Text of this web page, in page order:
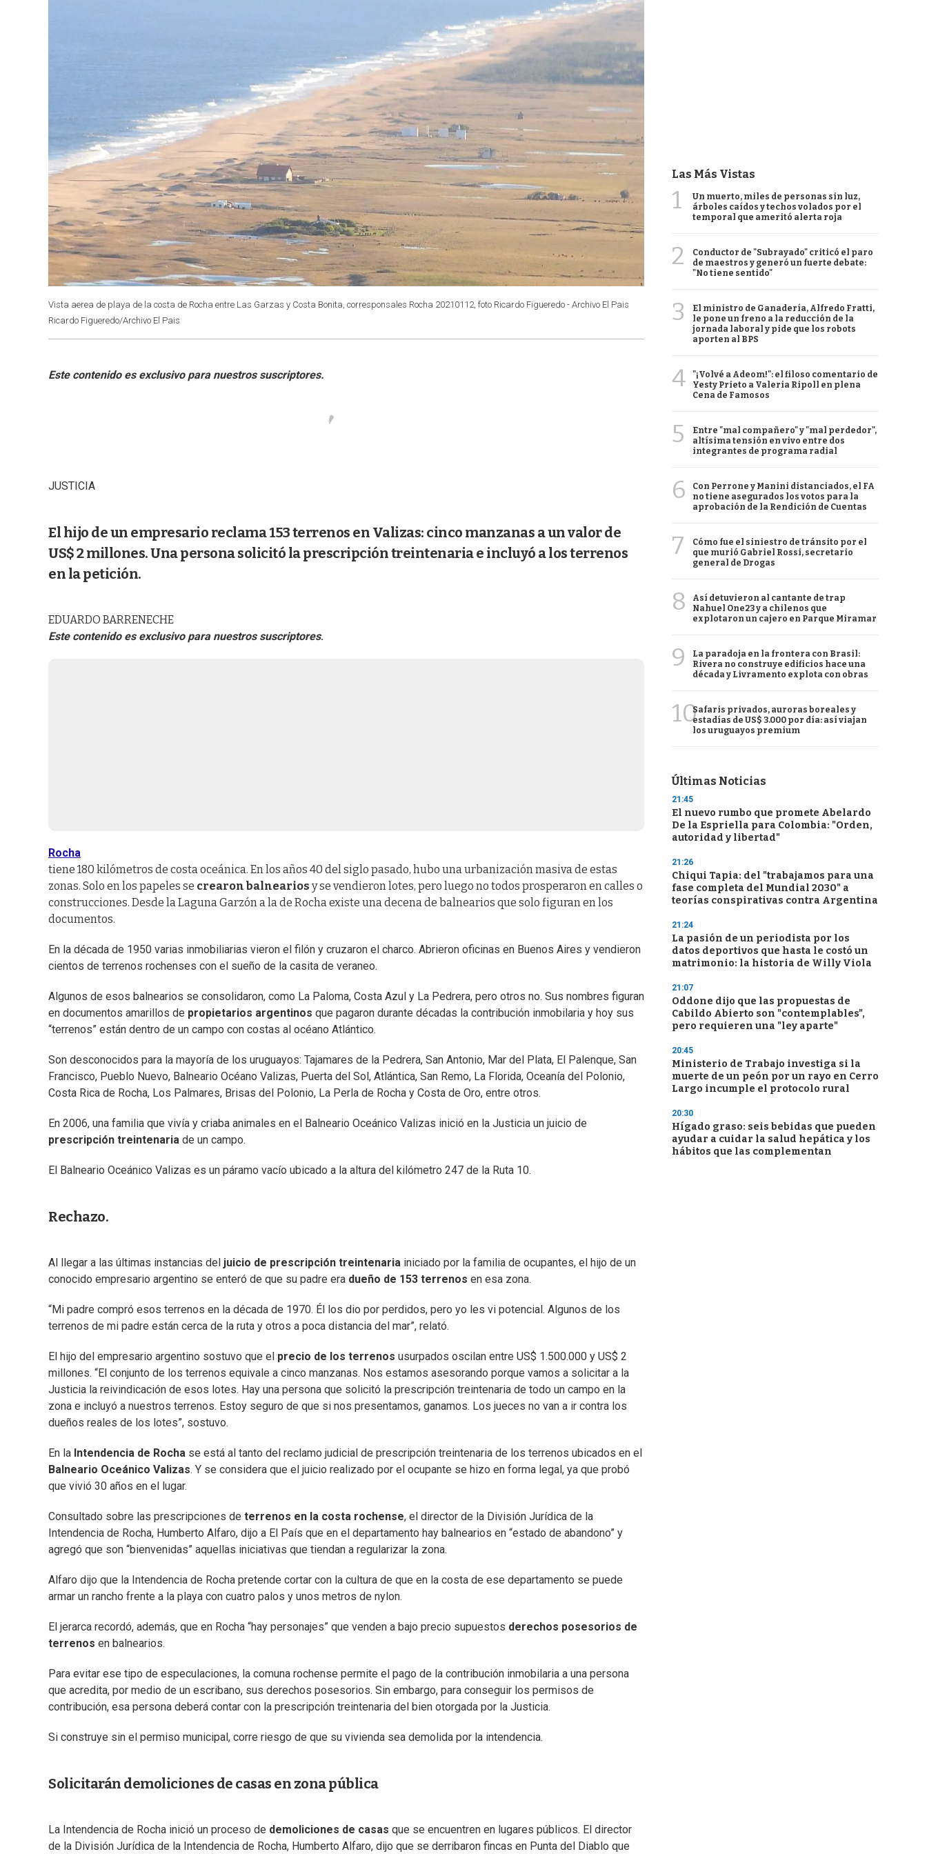
Vista aerea de playa de la costa de Rocha entre Las Garzas y Costa Bonita, corresponsales Rocha 20210112, foto Ricardo Figueredo - Archivo El Pais
Ricardo Figueredo/Archivo El Pais
JUSTICIA
El hijo de un empresario reclama 153 terrenos en Valizas: cinco manzanas a un valor de
US$ 2 millones. Una persona solicitó la prescripción treintenaria e incluyó a los terrenos
en la petición.
EDUARDO BARRENECHE
Este contenido es exclusivo para nuestros suscriptores.
Rocha
tiene 180 kilómetros de costa oceánica. En los años 40 del siglo pasado, hubo una urbanización masiva de estas
zonas. Solo en los papeles se crearon balnearios y se vendieron lotes, pero luego no todos prosperaron en calles o
construcciones. Desde la Laguna Garzón a la de Rocha existe una decena de balnearios que solo figuran en los
documentos.
En la década de 1950 varias inmobiliarias vieron el filón y cruzaron el charco. Abrieron oficinas en Buenos Aires y vendieron
cientos de terrenos rochenses con el sueño de la casita de veraneo.
Algunos de esos balnearios se consolidaron, como La Paloma, Costa Azul y La Pedrera, pero otros no. Sus nombres figuran
en documentos amarillos de propietarios argentinos que pagaron durante décadas la contribución inmobilaria y hoy sus
“terrenos” están dentro de un campo con costas al océano Atlántico.
Son desconocidos para la mayoría de los uruguayos: Tajamares de la Pedrera, San Antonio, Mar del Plata, El Palenque, San
Francisco, Pueblo Nuevo, Balneario Océano Valizas, Puerta del Sol, Atlántica, San Remo, La Florida, Oceanía del Polonio,
Costa Rica de Rocha, Los Palmares, Brisas del Polonio, La Perla de Rocha y Costa de Oro, entre otros.
En 2006, una familia que vivía y criaba animales en el Balneario Oceánico Valizas inició en la Justicia un juicio de
prescripción treintenaria de un campo.
El Balneario Oceánico Valizas es un páramo vacío ubicado a la altura del kilómetro 247 de la Ruta 10.
Rechazo.
Al llegar a las últimas instancias del juicio de prescripción treintenaria iniciado por la familia de ocupantes, el hijo de un
conocido empresario argentino se enteró de que su padre era dueño de 153 terrenos en esa zona.
“Mi padre compró esos terrenos en la década de 1970. Él los dio por perdidos, pero yo les vi potencial. Algunos de los
terrenos de mi padre están cerca de la ruta y otros a poca distancia del mar”, relató.
El hijo del empresario argentino sostuvo que el precio de los terrenos usurpados oscilan entre US$ 1.500.000 y US$ 2
millones. “El conjunto de los terrenos equivale a cinco manzanas. Nos estamos asesorando porque vamos a solicitar a la
Justicia la reivindicación de esos lotes. Hay una persona que solicitó la prescripción treintenaria de todo un campo en la
zona e incluyó a nuestros terrenos. Estoy seguro de que si nos presentamos, ganamos. Los jueces no van a ir contra los
dueños reales de los lotes”, sostuvo.
En la Intendencia de Rocha se está al tanto del reclamo judicial de prescripción treintenaria de los terrenos ubicados en el
Balneario Oceánico Valizas. Y se considera que el juicio realizado por el ocupante se hizo en forma legal, ya que probó
que vivió 30 años en el lugar.
Consultado sobre las prescripciones de terrenos en la costa rochense, el director de la División Jurídica de la
Intendencia de Rocha, Humberto Alfaro, dijo a El País que en el departamento hay balnearios en “estado de abandono” y
agregó que son “bienvenidas” aquellas iniciativas que tiendan a regularizar la zona.
Alfaro dijo que la Intendencia de Rocha pretende cortar con la cultura de que en la costa de ese departamento se puede
armar un rancho frente a la playa con cuatro palos y unos metros de nylon.
El jerarca recordó, además, que en Rocha “hay personajes” que venden a bajo precio supuestos derechos posesorios de
terrenos en balnearios.
Para evitar ese tipo de especulaciones, la comuna rochense permite el pago de la contribución inmobilaria a una persona
que acredita, por medio de un escribano, sus derechos posesorios. Sin embargo, para conseguir los permisos de
contribución, esa persona deberá contar con la prescripción treintenaria del bien otorgada por la Justicia.
Si construye sin el permiso municipal, corre riesgo de que su vivienda sea demolida por la intendencia.
Solicitarán demoliciones de casas en zona pública
La Intendencia de Rocha inició un proceso de demoliciones de casas que se encuentren en lugares públicos. El director
de la División Jurídica de la Intendencia de Rocha, Humberto Alfaro, dijo que se derribaron fincas en Punta del Diablo que
Las Más Vistas
1
Un muerto, miles de personas sin luz,
árboles caídos y techos volados por el
temporal que ameritó alerta roja
2
Conductor de "Subrayado" criticó el paro
de maestros y generó un fuerte debate:
"No tiene sentido"
3
El ministro de Ganadería, Alfredo Fratti,
le pone un freno a la reducción de la
jornada laboral y pide que los robots
aporten al BPS
4
"¡Volvé a Adeom!": el filoso comentario de
Yesty Prieto a Valeria Ripoll en plena
Cena de Famosos
5
Entre "mal compañero" y "mal perdedor",
altísima tensión en vivo entre dos
integrantes de programa radial
6
Con Perrone y Manini distanciados, el FA
no tiene asegurados los votos para la
aprobación de la Rendición de Cuentas
7
Cómo fue el siniestro de tránsito por el
que murió Gabriel Rossi, secretario
general de Drogas
8
Así detuvieron al cantante de trap
Nahuel One23 y a chilenos que
explotaron un cajero en Parque Miramar
9
La paradoja en la frontera con Brasil:
Rivera no construye edificios hace una
década y Livramento explota con obras
10Safaris privados, auroras boreales y
estadías de US$ 3.000 por día: así viajan
los uruguayos premium
Últimas Noticias
21:45
El nuevo rumbo que promete Abelardo
De la Espriella para Colombia: "Orden,
autoridad y libertad"
21:26
Chiqui Tapia: del "trabajamos para una
fase completa del Mundial 2030" a
teorías conspirativas contra Argentina
21:24
La pasión de un periodista por los
datos deportivos que hasta le costó un
matrimonio: la historia de Willy Viola
21:07
Oddone dijo que las propuestas de
Cabildo Abierto son "contemplables",
pero requieren una "ley aparte"
20:45
Ministerio de Trabajo investiga si la
muerte de un peón por un rayo en Cerro
Largo incumple el protocolo rural
20:30
Hígado graso: seis bebidas que pueden
ayudar a cuidar la salud hepática y los
hábitos que las complementan